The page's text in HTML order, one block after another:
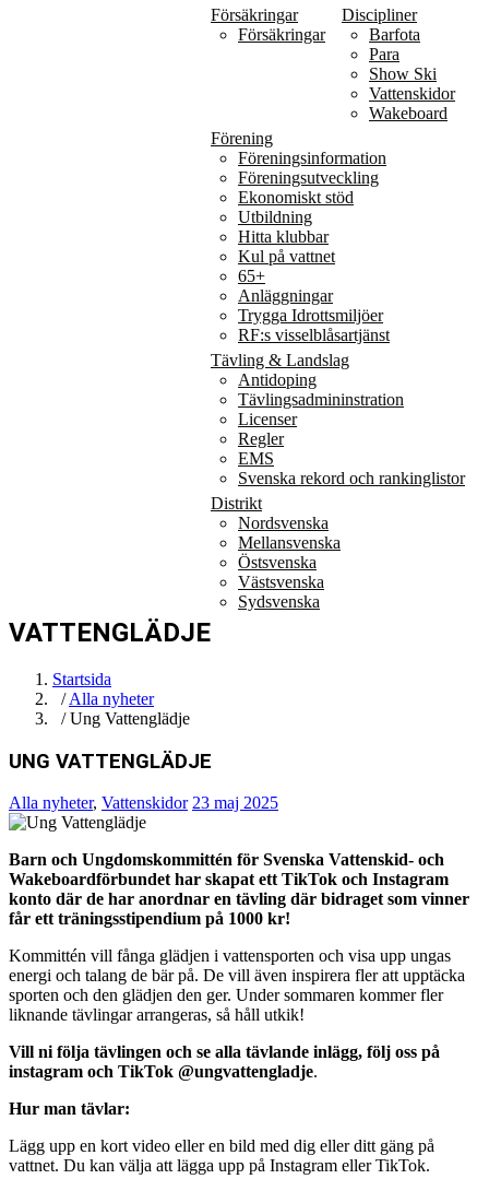
Försäkringar
Försäkringar
Discipliner
Barfota
Para
Show Ski
Vattenskidor
Wakeboard
Förening
Föreningsinformation
Föreningsutveckling
Ekonomiskt stöd
Utbildning
Hitta klubbar
Kul på vattnet
65+
Anläggningar
Trygga Idrottsmiljöer
RF:s visselblåsartjänst
Tävling & Landslag
Antidoping
Tävlingsadmininstration
Licenser
Regler
EMS
Svenska rekord och rankinglistor
Distrikt
Nordsvenska
Mellansvenska
Östsvenska
Västsvenska
Sydsvenska
VATTENGLÄDJE
Startsida
/Alla nyheter
/ Ung Vattenglädje
UNG VATTENGLÄDJE
Alla nyheter, Vattenskidor 23 maj 2025
Barn och Ungdomskommittén för Svenska Vattenskid- och
Wakeboardförbundet har skapat ett TikTok och Instagram
konto där de har anordnar en tävling där bidraget som vinner
får ett träningsstipendium på 1000 kr!
Kommittén vill fånga glädjen i vattensporten och visa upp ungas
energi och talang de bär på. De vill även inspirera fler att upptäcka
sporten och den glädjen den ger. Under sommaren kommer fler
liknande tävlingar arrangeras, så håll utkik!
Vill ni följa tävlingen och se alla tävlande inlägg, följ oss på
instagram och TikTok @ungvattengladje.
Hur man tävlar:
Lägg upp en kort video eller en bild med dig eller ditt gäng på
vattnet. Du kan välja att lägga upp på Instagram eller TikTok.